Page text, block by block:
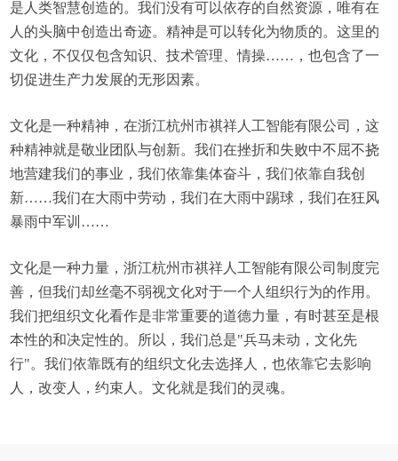
是人类智慧创造的。我们没有可以依存的自然资源，唯有在
人的头脑中创造出奇迹。精神是可以转化为物质的。这里的
文化，不仅仅包含知识、技术管理、情操……，也包含了一
切促进生产力发展的无形因素。
文化是一种精神，在浙江杭州市祺祥人工智能有限公司，这
种精神就是敬业团队与创新。我们在挫折和失败中不屈不挠
地营建我们的事业，我们依靠集体奋斗，我们依靠自我创
新……我们在大雨中劳动，我们在大雨中踢球，我们在狂风
暴雨中军训……
文化是一种力量，浙江杭州市祺祥人工智能有限公司制度完
善，但我们却丝毫不弱视文化对于一个人组织行为的作用。
我们把组织文化看作是非常重要的道德力量，有时甚至是根
本性的和决定性的。所以，我们总是"兵马未动，文化先
行"。我们依靠既有的组织文化去选择人，也依靠它去影响
人，改变人，约束人。文化就是我们的灵魂。